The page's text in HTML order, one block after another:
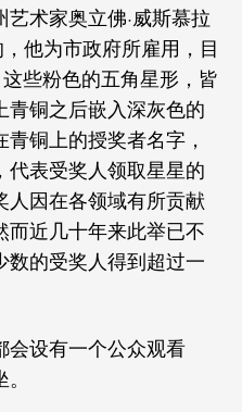
术家奥立佛·威斯慕拉
他为市政府所雇用，目
些粉色的五角星形，皆
青铜之后嵌入深灰色的
铜上的授奖者名字，
表受奖人领取星星的
人因在各领域有所贡献
近几十年来此举已不
的受奖人得到超过一
会设有一个公众观看